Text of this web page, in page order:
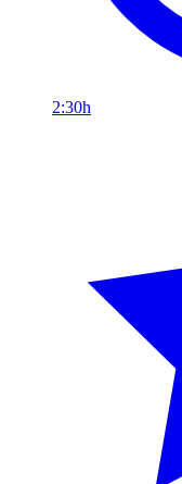
2:30h